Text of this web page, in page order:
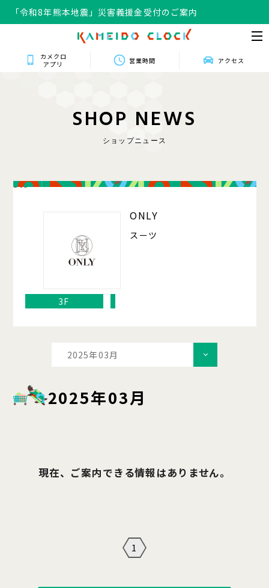
「令和8年熊本地震」災害義援金受付のご案内
カメクロ
アプリ
営業時間 アクセス
SHOP NEWS
ショップニュース
318
ONLY
スーツ
3F
2025年03月
2025年03月
現在、ご案内できる情報はありません。
1